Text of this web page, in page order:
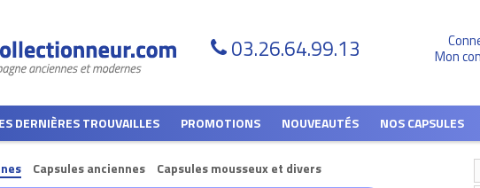
03.26.64.99.13 Mon
DERNIÈRES TROUVAILLES PROMOTIONS NOUVEAUTÉS NOS CAPSULES
Capsules anciennes Capsules mousseux et divers